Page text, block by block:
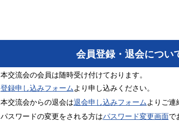
会員登録・退会につい
本交流会の会員は随時受け付けております。
登録申し込みフォームより申し込みください。
本交流会からの退会は退会申し込みフォームよりご連
パスワードの変更をされる方はパスワード変更画面で